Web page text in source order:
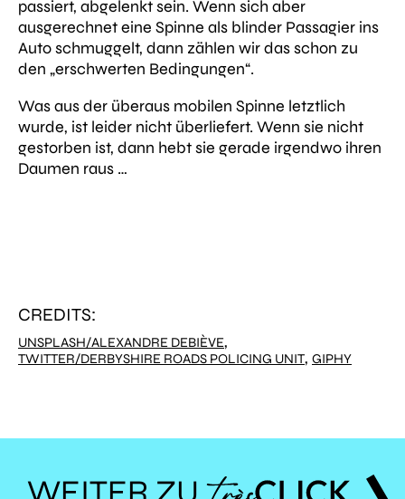
passiert, abgelenkt sein. Wenn sich aber
ausgerechnet eine Spinne als blinder Passagier ins
Auto schmuggelt, dann zählen wir das schon zu
den „erschwerten Bedingungen“.
Was aus der überaus mobilen Spinne letztlich
wurde, ist leider nicht überliefert. Wenn sie nicht
gestorben ist, dann hebt sie gerade irgendwo ihren
Daumen raus …
CREDITS:
UNSPLASH/ALEXANDRE DEBIÈVE,
TWITTER/DERBYSHIRE ROADS POLICING UNIT, GIPHY